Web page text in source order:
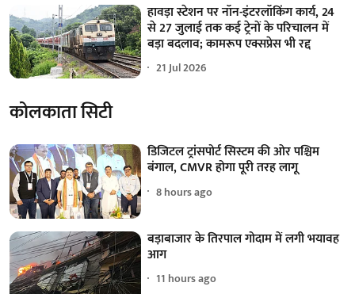
हावड़ा स्टेशन पर नॉन-इंटरलॉकिंग कार्य, 24
से 27 जुलाई तक कई ट्रेनों के परिचालन में
बड़ा बदलाव; कामरूप एक्सप्रेस भी रद्द
21 Jul 2026
कोलकाता सिटी
डिजिटल ट्रांसपोर्ट सिस्टम की ओर पश्चिम
बंगाल, CMVR होगा पूरी तरह लागू
8 hours ago
बड़ाबाजार के तिरपाल गोदाम में लगी भयावह
आग
11 hours ago